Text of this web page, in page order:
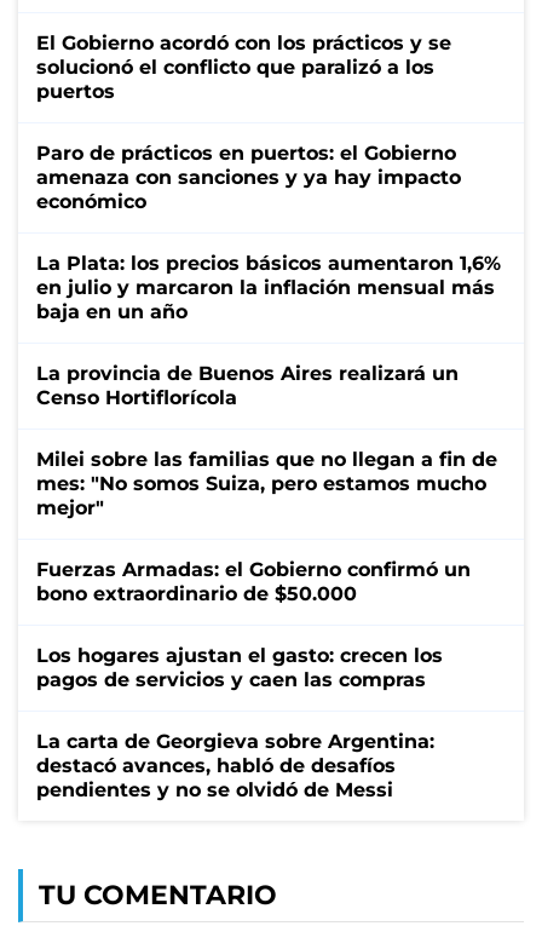
El Gobierno acordó con los prácticos y se
solucionó el conflicto que paralizó a los
puertos
Paro de prácticos en puertos: el Gobierno
amenaza con sanciones y ya hay impacto
económico
La Plata: los precios básicos aumentaron 1,6%
en julio y marcaron la inflación mensual más
baja en un año
La provincia de Buenos Aires realizará un
Censo Hortiflorícola
Milei sobre las familias que no llegan a fin de
mes: "No somos Suiza, pero estamos mucho
mejor"
Fuerzas Armadas: el Gobierno confirmó un
bono extraordinario de $50.000
Los hogares ajustan el gasto: crecen los
pagos de servicios y caen las compras
La carta de Georgieva sobre Argentina:
destacó avances, habló de desafíos
pendientes y no se olvidó de Messi
TU COMENTARIO